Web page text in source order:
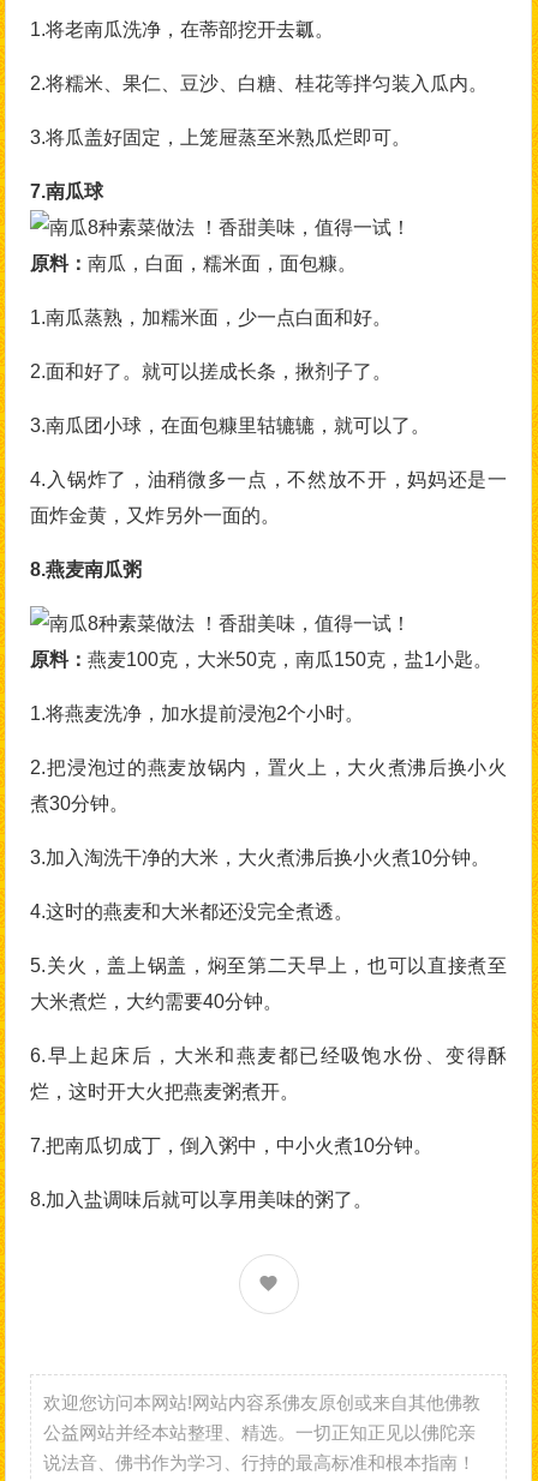
1.将老南瓜洗净，在蒂部挖开去瓤。
2.将糯米、果仁、豆沙、白糖、桂花等拌匀装入瓜内。
3.将瓜盖好固定，上笼屉蒸至米熟瓜烂即可。
7.南瓜球
原料：南瓜，白面，糯米面，面包糠。
1.南瓜蒸熟，加糯米面，少一点白面和好。
2.面和好了。就可以搓成长条，揪剂子了。
3.南瓜团小球，在面包糠里轱辘辘，就可以了。
4.入锅炸了，油稍微多一点，不然放不开，妈妈还是一
面炸金黄，又炸另外一面的。
8.燕麦南瓜粥
原料：燕麦100克，大米50克，南瓜150克，盐1小匙。
1.将燕麦洗净，加水提前浸泡2个小时。
2.把浸泡过的燕麦放锅内，置火上，大火煮沸后换小火
煮30分钟。
3.加入淘洗干净的大米，大火煮沸后换小火煮10分钟。
4.这时的燕麦和大米都还没完全煮透。
5.关火，盖上锅盖，焖至第二天早上，也可以直接煮至
大米煮烂，大约需要40分钟。
6.早上起床后，大米和燕麦都已经吸饱水份、变得酥
烂，这时开大火把燕麦粥煮开。
7.把南瓜切成丁，倒入粥中，中小火煮10分钟。
8.加入盐调味后就可以享用美味的粥了。
欢迎您访问本网站!网站内容系佛友原创或来自其他佛教
公益网站并经本站整理、精选。一切正知正见以佛陀亲
说法音、佛书作为学习、行持的最高标准和根本指南！